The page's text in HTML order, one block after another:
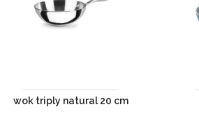
wok triply natural 20 cm